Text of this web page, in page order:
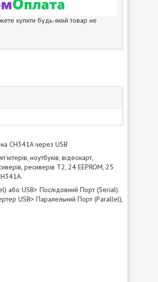
купити будь-який товар не
CH341A через USB
ноутбуків, відеокарт,
ресиверів T2, 24 EEPROM, 25
або USB> Послідовний Порт (Serial).
USB> Паралельний Порт (Parallel),